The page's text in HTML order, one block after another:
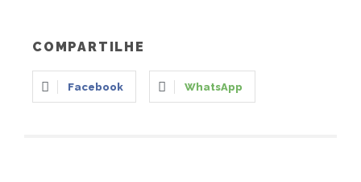
COMPARTILHE
Facebook WhatsApp